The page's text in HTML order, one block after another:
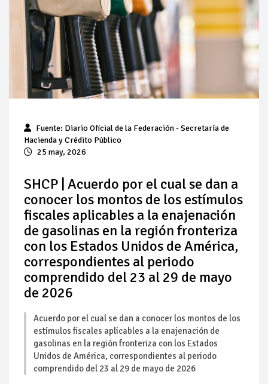
Baja 5% más el precio internacional del crudo por posible
acuerdo de paz
Aumentan 83% ventas de diésel Pemex: PetroIntelligence
Aumenta la producción de hidrocarburos de Pemex; aún
está lejos de la meta
Medio Oriente
Cautela en el mercado por conversaciones Irán-Omán
mantienen precios al alza
Fuente: Diario Oficial de la Federación - Secretaría de
Hacienda y Crédito Público
25 may, 2026
SHCP | Acuerdo por el cual se dan a
conocer los montos de los estímulos
fiscales aplicables a la enajenación
de gasolinas en la región fronteriza
con los Estados Unidos de América,
correspondientes al periodo
comprendido del 23 al 29 de mayo
de 2026
Acuerdo por el cual se dan a conocer los montos de los
estímulos fiscales aplicables a la enajenación de
gasolinas en la región fronteriza con los Estados
Unidos de América, correspondientes al periodo
comprendido del 23 al 29 de mayo de 2026